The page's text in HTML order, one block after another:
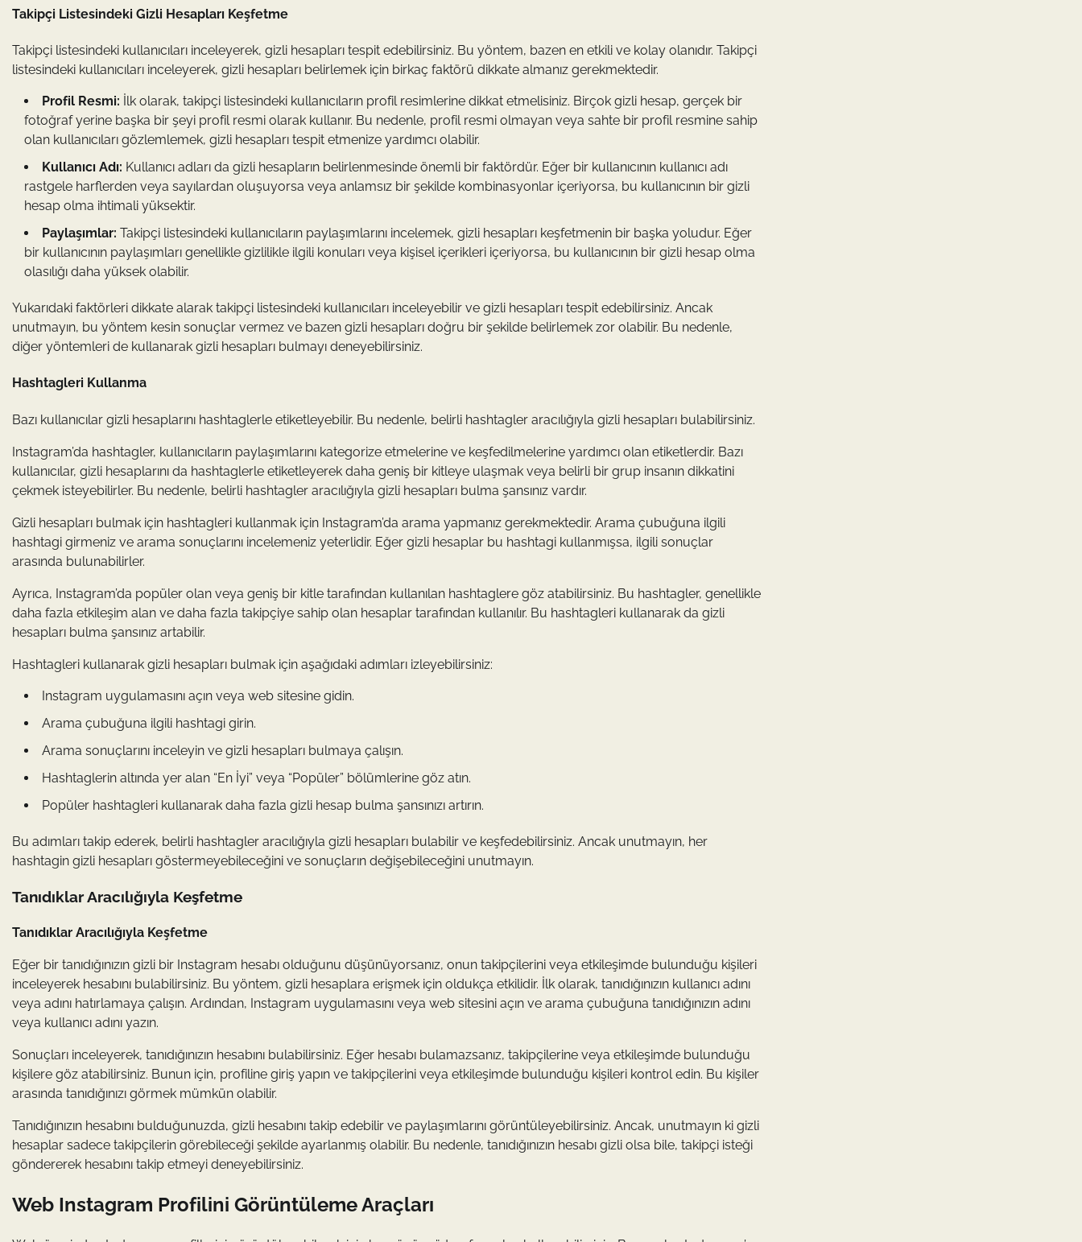
Takipçi Listesindeki Gizli Hesapları Keşfetme
Takipçi listesindeki kullanıcıları inceleyerek, gizli hesapları tespit edebilirsiniz. Bu yöntem, bazen en etkili ve kolay olanıdır. Takipçi
listesindeki kullanıcıları inceleyerek, gizli hesapları belirlemek için birkaç faktörü dikkate almanız gerekmektedir.
Profil Resmi: İlk olarak, takipçi listesindeki kullanıcıların profil resimlerine dikkat etmelisiniz. Birçok gizli hesap, gerçek bir
fotoğraf yerine başka bir şeyi profil resmi olarak kullanır. Bu nedenle, profil resmi olmayan veya sahte bir profil resmine sahip
olan kullanıcıları gözlemlemek, gizli hesapları tespit etmenize yardımcı olabilir.
Kullanıcı Adı: Kullanıcı adları da gizli hesapların belirlenmesinde önemli bir faktördür. Eğer bir kullanıcının kullanıcı adı
rastgele harflerden veya sayılardan oluşuyorsa veya anlamsız bir şekilde kombinasyonlar içeriyorsa, bu kullanıcının bir gizli
hesap olma ihtimali yüksektir.
Paylaşımlar: Takipçi listesindeki kullanıcıların paylaşımlarını incelemek, gizli hesapları keşfetmenin bir başka yoludur. Eğer
bir kullanıcının paylaşımları genellikle gizlilikle ilgili konuları veya kişisel içerikleri içeriyorsa, bu kullanıcının bir gizli hesap olma
olasılığı daha yüksek olabilir.
Yukarıdaki faktörleri dikkate alarak takipçi listesindeki kullanıcıları inceleyebilir ve gizli hesapları tespit edebilirsiniz. Ancak
unutmayın, bu yöntem kesin sonuçlar vermez ve bazen gizli hesapları doğru bir şekilde belirlemek zor olabilir. Bu nedenle,
diğer yöntemleri de kullanarak gizli hesapları bulmayı deneyebilirsiniz.
Hashtagleri Kullanma
Bazı kullanıcılar gizli hesaplarını hashtaglerle etiketleyebilir. Bu nedenle, belirli hashtagler aracılığıyla gizli hesapları bulabilirsiniz.
Instagram’da hashtagler, kullanıcıların paylaşımlarını kategorize etmelerine ve keşfedilmelerine yardımcı olan etiketlerdir. Bazı
kullanıcılar, gizli hesaplarını da hashtaglerle etiketleyerek daha geniş bir kitleye ulaşmak veya belirli bir grup insanın dikkatini
çekmek isteyebilirler. Bu nedenle, belirli hashtagler aracılığıyla gizli hesapları bulma şansınız vardır.
Gizli hesapları bulmak için hashtagleri kullanmak için Instagram’da arama yapmanız gerekmektedir. Arama çubuğuna ilgili
hashtagi girmeniz ve arama sonuçlarını incelemeniz yeterlidir. Eğer gizli hesaplar bu hashtagi kullanmışsa, ilgili sonuçlar
arasında bulunabilirler.
Ayrıca, Instagram’da popüler olan veya geniş bir kitle tarafından kullanılan hashtaglere göz atabilirsiniz. Bu hashtagler, genellikle
daha fazla etkileşim alan ve daha fazla takipçiye sahip olan hesaplar tarafından kullanılır. Bu hashtagleri kullanarak da gizli
hesapları bulma şansınız artabilir.
Hashtagleri kullanarak gizli hesapları bulmak için aşağıdaki adımları izleyebilirsiniz:
Instagram uygulamasını açın veya web sitesine gidin.
Arama çubuğuna ilgili hashtagi girin.
Arama sonuçlarını inceleyin ve gizli hesapları bulmaya çalışın.
Hashtaglerin altında yer alan “En İyi” veya “Popüler” bölümlerine göz atın.
Popüler hashtagleri kullanarak daha fazla gizli hesap bulma şansınızı artırın.
Bu adımları takip ederek, belirli hashtagler aracılığıyla gizli hesapları bulabilir ve keşfedebilirsiniz. Ancak unutmayın, her
hashtagin gizli hesapları göstermeyebileceğini ve sonuçların değişebileceğini unutmayın.
Tanıdıklar Aracılığıyla Keşfetme
Tanıdıklar Aracılığıyla Keşfetme
Eğer bir tanıdığınızın gizli bir Instagram hesabı olduğunu düşünüyorsanız, onun takipçilerini veya etkileşimde bulunduğu kişileri
inceleyerek hesabını bulabilirsiniz. Bu yöntem, gizli hesaplara erişmek için oldukça etkilidir. İlk olarak, tanıdığınızın kullanıcı adını
veya adını hatırlamaya çalışın. Ardından, Instagram uygulamasını veya web sitesini açın ve arama çubuğuna tanıdığınızın adını
veya kullanıcı adını yazın.
Sonuçları inceleyerek, tanıdığınızın hesabını bulabilirsiniz. Eğer hesabı bulamazsanız, takipçilerine veya etkileşimde bulunduğu
kişilere göz atabilirsiniz. Bunun için, profiline giriş yapın ve takipçilerini veya etkileşimde bulunduğu kişileri kontrol edin. Bu kişiler
arasında tanıdığınızı görmek mümkün olabilir.
Tanıdığınızın hesabını bulduğunuzda, gizli hesabını takip edebilir ve paylaşımlarını görüntüleyebilirsiniz. Ancak, unutmayın ki gizli
hesaplar sadece takipçilerin görebileceği şekilde ayarlanmış olabilir. Bu nedenle, tanıdığınızın hesabı gizli olsa bile, takipçi isteği
göndererek hesabını takip etmeyi deneyebilirsiniz.
Web Instagram Profilini Görüntüleme Araçları